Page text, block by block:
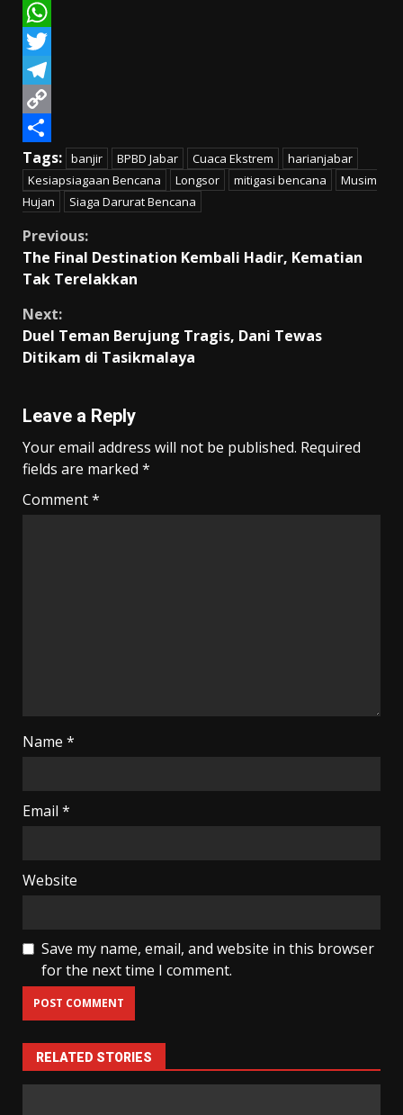
Email
WhatsApp
Twitter
Telegram
Copy
Link
Share
Tags: banjir BPBD Jabar Cuaca Ekstrem
harianjabar
Kesiapsiagaan Bencana
Longsor mitigasi bencana
Musim
Hujan
Siaga Darurat Bencana
Continue
Reading
Previous:
The Final Destination Kembali Hadir, Kematian
Tak Terelakkan
Next:
Duel Teman Berujung Tragis, Dani Tewas
Ditikam di Tasikmalaya
Leave a Reply
Your email address will not be published. Required
fields are marked *
Comment*
Name *
Email *
Website
Save my name, email, and website in this browser
for the next time I comment.
RELATED STORIES